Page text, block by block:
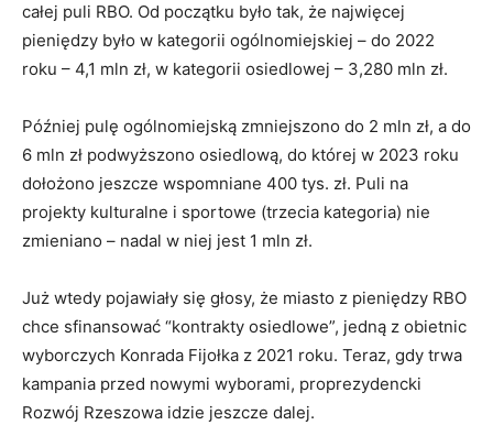
całej puli RBO. Od początku było tak, że najwięcej
pieniędzy było w kategorii ogólnomiejskiej – do 2022
roku – 4,1 mln zł, w kategorii osiedlowej – 3,280 mln zł.
Później pulę ogólnomiejską zmniejszono do 2 mln zł, a do
6 mln zł podwyższono osiedlową, do której w 2023 roku
dołożono jeszcze wspomniane 400 tys. zł. Puli na
projekty kulturalne i sportowe (trzecia kategoria) nie
zmieniano – nadal w niej jest 1 mln zł.
Już wtedy pojawiały się głosy, że miasto z pieniędzy RBO
chce sfinansować “kontrakty osiedlowe”, jedną z obietnic
wyborczych Konrada Fijołka z 2021 roku. Teraz, gdy trwa
kampania przed nowymi wyborami, proprezydencki
Rozwój Rzeszowa idzie jeszcze dalej.